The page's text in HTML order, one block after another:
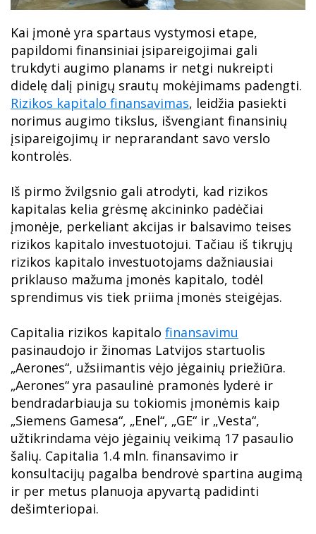
Kai įmonė yra spartaus vystymosi etape,
papildomi finansiniai įsipareigojimai gali
trukdyti augimo planams ir netgi nukreipti
didelę dalį pinigų srautų mokėjimams padengti.
Rizikos kapitalo finansavimas, leidžia pasiekti
norimus augimo tikslus, išvengiant finansinių
įsipareigojimų ir neprarandant savo verslo
kontrolės.
Iš pirmo žvilgsnio gali atrodyti, kad rizikos
kapitalas kelia grėsmę akcininko padėčiai
įmonėje, perkeliant akcijas ir balsavimo teises
rizikos kapitalo investuotojui. Tačiau iš tikrųjų
rizikos kapitalo investuotojams dažniausiai
priklauso mažuma įmonės kapitalo, todėl
sprendimus vis tiek priima įmonės steigėjas.
Capitalia rizikos kapitalo finansavimu
pasinaudojo ir žinomas Latvijos startuolis
„Aerones“, užsiimantis vėjo jėgainių priežiūra.
„Aerones“ yra pasaulinė pramonės lyderė ir
bendradarbiauja su tokiomis įmonėmis kaip
„Siemens Gamesa“, „Enel“, „GE“ ir „Vesta“,
užtikrindama vėjo jėgainių veikimą 17 pasaulio
šalių. Capitalia 1.4 mln. finansavimo ir
konsultacijų pagalba bendrovė spartina augimą
ir per metus planuoja apyvartą padidinti
dešimteriopai.